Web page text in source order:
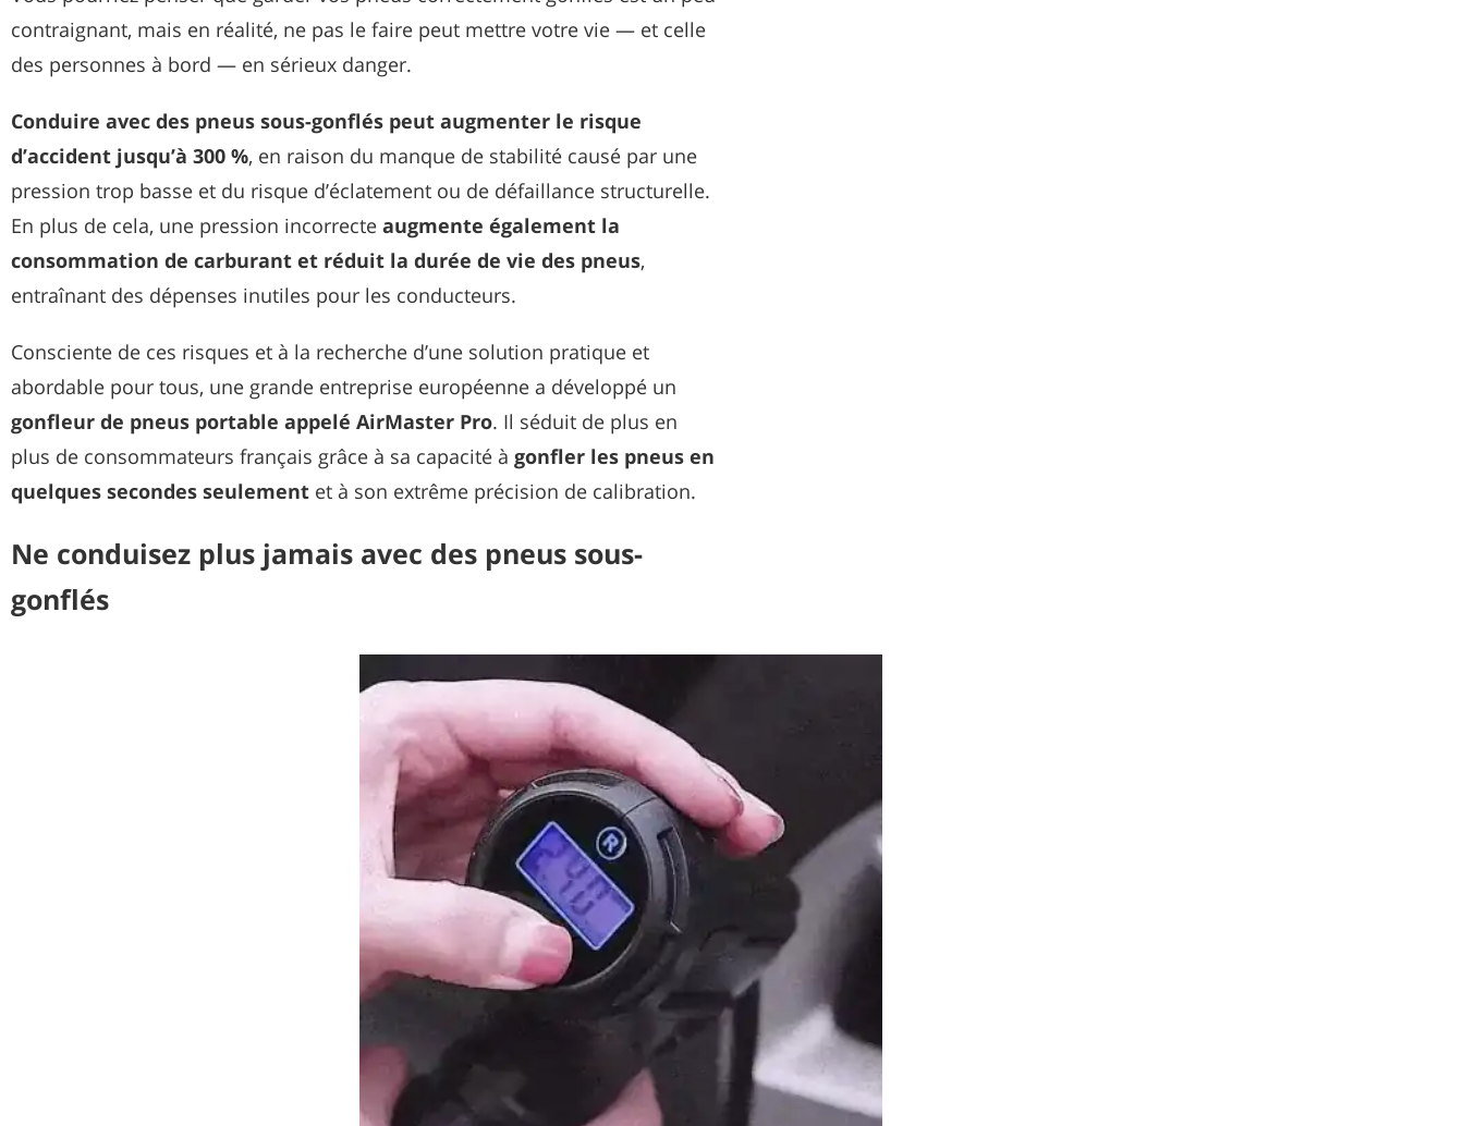
contraignant, mais en réalité, ne pas le faire peut mettre votre vie — et celle
des personnes à bord — en sérieux danger.
Conduire avec des pneus sous-gonflés peut augmenter le risque
d’accident jusqu’à 300 %, en raison du manque de stabilité causé par une
pression trop basse et du risque d’éclatement ou de défaillance structurelle.
En plus de cela, une pression incorrecte augmente également la
consommation de carburant et réduit la durée de vie des pneus,
entraînant des dépenses inutiles pour les conducteurs.
Consciente de ces risques et à la recherche d’une solution pratique et
abordable pour tous, une grande entreprise européenne a développé un
gonfleur de pneus portable appelé AirMaster Pro. Il séduit de plus en
plus de consommateurs français grâce à sa capacité à gonfler les pneus en
quelques secondes seulement et à son extrême précision de calibration.
Ne conduisez plus jamais avec des pneus sous-
gonflés